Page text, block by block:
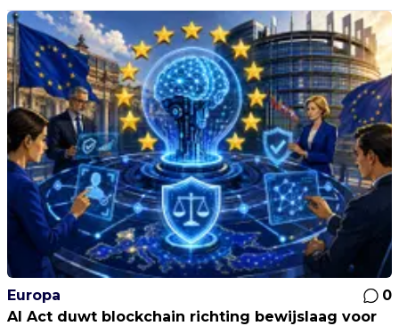
Europa
0
AI Act duwt blockchain richting bewijslaag voor